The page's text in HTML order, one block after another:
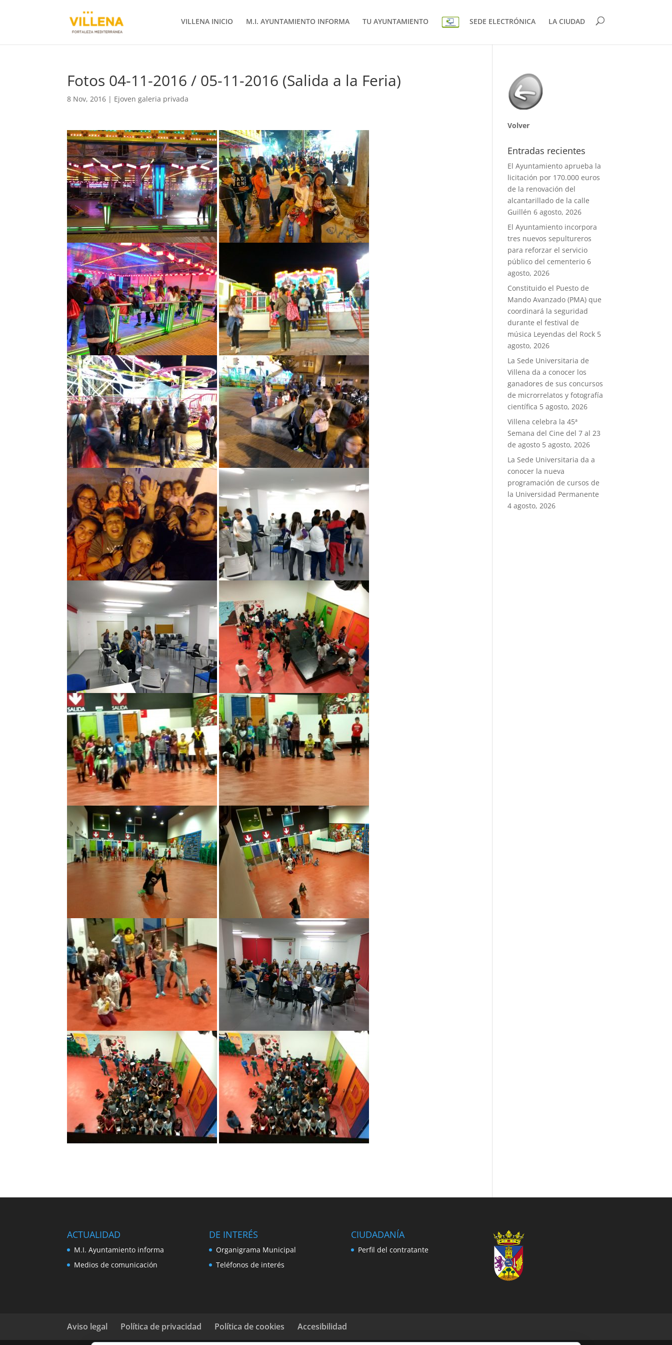
VILLENA INICIO M.I. AYUNTAMIENTO INFORMA TU AYUNTAMIENTO SEDE ELECTRÓNICA LA CIUDAD
Fotos 04-11-2016 / 05-11-2016 (Salida a la Feria)
8 Nov, 2016 | Ejoven galeria privada
Volver
Entradas recientes
El Ayuntamiento aprueba la
licitación por 170.000 euros
de la renovación del
alcantarillado de la calle
Guillén 6 agosto, 2026
El Ayuntamiento incorpora
tres nuevos sepultureros
para reforzar el servicio
público del cementerio 6
agosto, 2026
Constituido el Puesto de
Mando Avanzado (PMA) que
coordinará la seguridad
durante el festival de
música Leyendas del Rock 5
agosto, 2026
La Sede Universitaria de
Villena da a conocer los
ganadores de sus concursos
de microrrelatos y fotografía
científica 5 agosto, 2026
Villena celebra la 45ª
Semana del Cine del 7 al 23
de agosto 5 agosto, 2026
La Sede Universitaria da a
conocer la nueva
programación de cursos de
la Universidad Permanente
4 agosto, 2026
ACTUALIDAD
M.I. Ayuntamiento informa
Medios de comunicación
DE INTERÉS
Organigrama Municipal
Teléfonos de interés
CIUDADANÍA
Perfil del contratante
Aviso legal Política de privacidad Política de cookies Accesibilidad